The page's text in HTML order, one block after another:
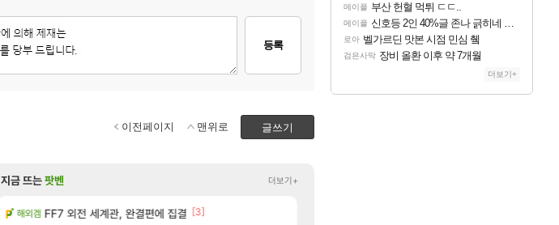
등록
글쓰기
이전페이지 맨위로
리니지 클래식 아스테어 현재상황 악덕작업장몰락
지금 뜨는팟벤 더보기+
해외겜 FF7 외전 세계관, 완결편에 집결 [3]
메이플 부산 헌혈 먹튀 ㄷㄷ..
메이플 신호등 2인 40%글 존나 긁히네 씨발
로아 벨가르딘 맛본 시점 민심 췤
검은사막 장비 올환 이후 약 7개월
더보기+